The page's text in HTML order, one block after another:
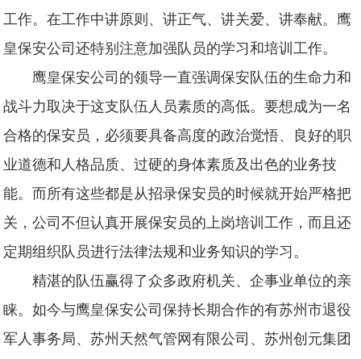
工作。在工作中讲原则、讲正气、讲关爱、讲奉献。鹰
皇保安公司还特别注意加强队员的学习和培训工作。
鹰皇保安公司的领导一直强调保安队伍的生命力和
战斗力取决于这支队伍人员素质的高低。要想成为一名
合格的保安员，必须要具备高度的政治觉悟、良好的职
业道德和人格品质、过硬的身体素质及出色的业务技
能。而所有这些都是从招录保安员的时候就开始严格把
关，公司不但认真开展保安员的上岗培训工作，而且还
定期组织队员进行法律法规和业务知识的学习。
精湛的队伍赢得了众多政府机关、企事业单位的亲
睐。如今与鹰皇保安公司保持长期合作的有苏州市退役
军人事务局、苏州天然气管网有限公司、苏州创元集团